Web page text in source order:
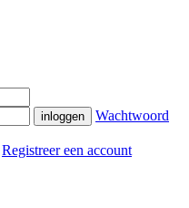
Wachtwoord
Registreer een account